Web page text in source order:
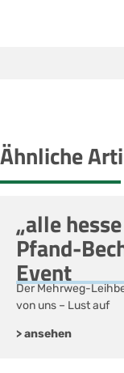
Ähnliche
„alle
Pfand-
Event
Der Mehrweg-
von uns – Lust auf
> ansehen